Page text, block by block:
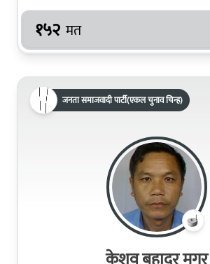
१५२ मत
जनता समाजवादी पार्टी(एकल चुनाव चिन्ह)